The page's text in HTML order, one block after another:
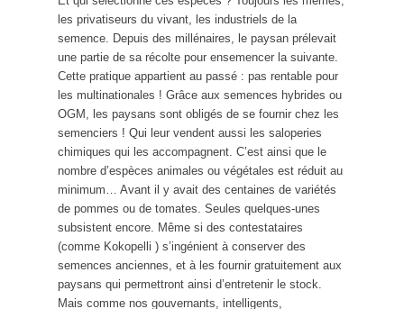
les privatiseurs du vivant, les industriels de la
semence. Depuis des millénaires, le paysan prélevait
une partie de sa récolte pour ensemencer la suivante.
Cette pratique appartient au passé : pas rentable pour
les multinationales ! Grâce aux semences hybrides ou
OGM, les paysans sont obligés de se fournir chez les
semenciers ! Qui leur vendent aussi les saloperies
chimiques qui les accompagnent. C’est ainsi que le
nombre d’espèces animales ou végétales est réduit au
minimum… Avant il y avait des centaines de variétés
de pommes ou de tomates. Seules quelques-unes
subsistent encore. Même si des contestataires
(comme Kokopelli ) s’ingénient à conserver des
semences anciennes, et à les fournir gratuitement aux
paysans qui permettront ainsi d’entretenir le stock.
Mais comme nos gouvernants, intelligents,